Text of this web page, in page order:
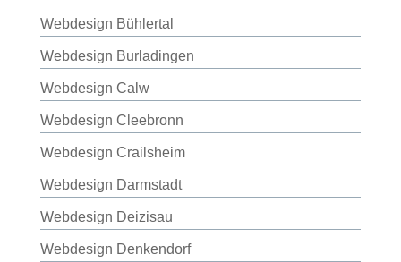
Webdesign Bühlertal
Webdesign Burladingen
Webdesign Calw
Webdesign Cleebronn
Webdesign Crailsheim
Webdesign Darmstadt
Webdesign Deizisau
Webdesign Denkendorf